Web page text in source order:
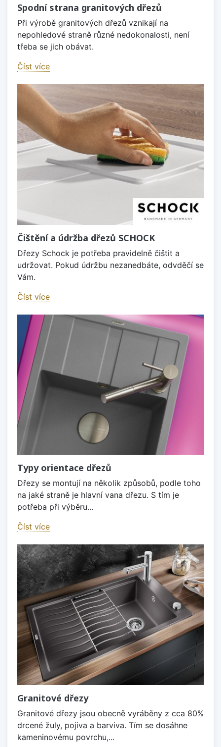
Spodní strana granitových dřezů
Při výrobě granitových dřezů vznikají na
nepohledové straně různé nedokonalosti, není
třeba se jich obávat.
Číst více
Čištění a údržba dřezů SCHOCK
Dřezy Schock je potřeba pravidelně čištit a
udržovat. Pokud údržbu nezanedbáte, odvděčí se
Vám.
Číst více
Typy orientace dřezů
Dřezy se montují na několik způsobů, podle toho
na jaké straně je hlavní vana dřezu. S tím je
potřeba při výběru...
Číst více
Granitové dřezy
Granitové dřezy jsou obecně vyráběny z cca 80%
drcené žuly, pojiva a barviva. Tím se dosáhne
kameninovému povrchu,...